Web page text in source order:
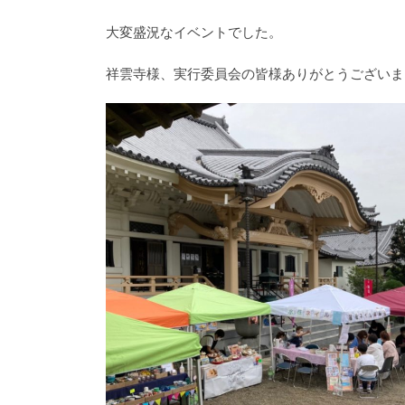
大変盛況なイベントでした。
祥雲寺様、実行委員会の皆様ありがとうござい